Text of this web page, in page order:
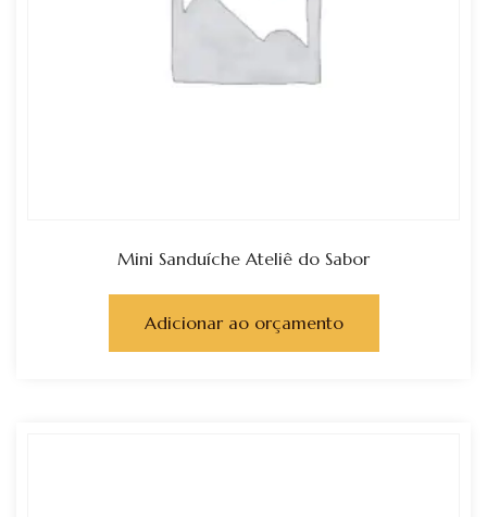
Mini Sanduíche Ateliê do Sabor
Adicionar ao orçamento